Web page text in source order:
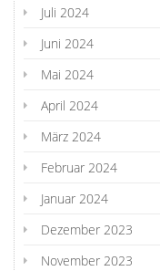
Juli 2024
Juni 2024
Mai 2024
April 2024
März 2024
Februar 2024
Januar 2024
Dezember 2023
November 2023